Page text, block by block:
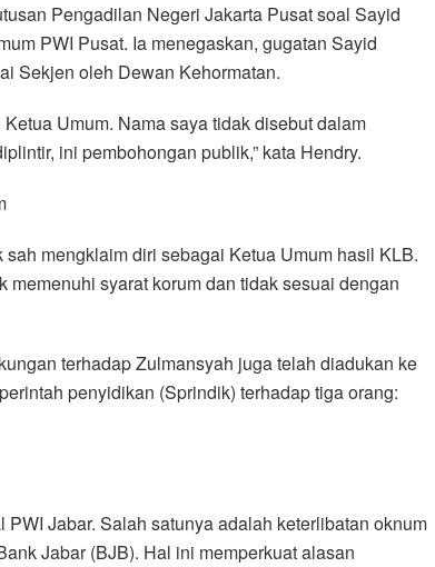
Pengadilan Negeri Jakarta Pusat soal Sayid
PWI Pusat. Ia menegaskan, gugatan Sayid
Sekjen oleh Dewan Kehormatan.
Umum. Nama saya tidak disebut dalam
ini pembohongan publik,” kata Hendry.
mengklaim diri sebagai Ketua Umum hasil KLB.
syarat korum dan tidak sesuai dengan
terhadap Zulmansyah juga telah diadukan ke
penyidikan (Sprindik) terhadap tiga orang:
Jabar. Salah satunya adalah keterlibatan oknum
Jabar (BJB). Hal ini memperkuat alasan